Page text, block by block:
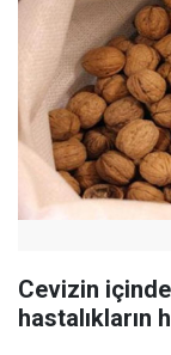
Cevizin
hastalıkların